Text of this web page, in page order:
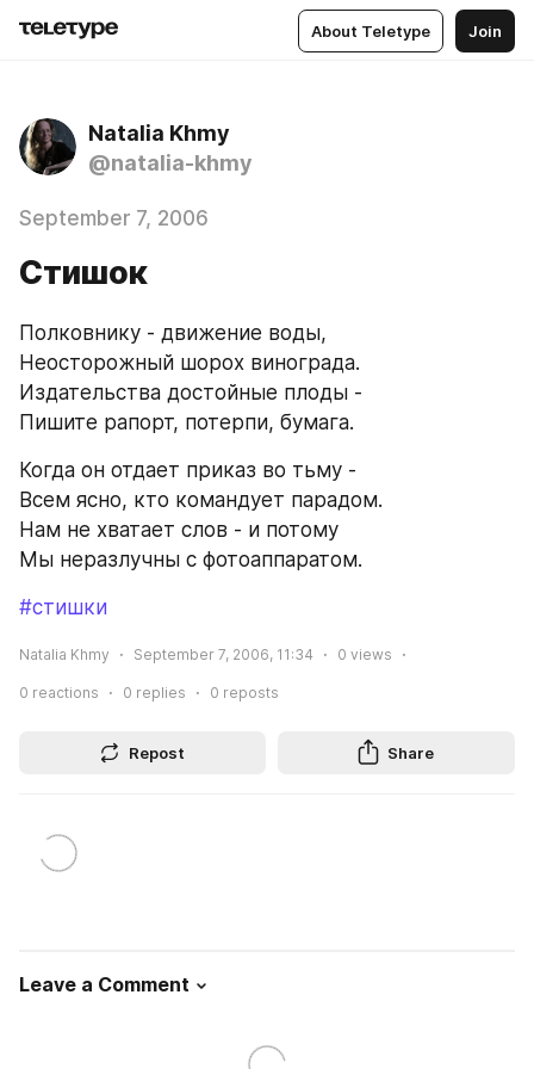
About Teletype Join
Natalia Khmy
@natalia-khmy
September 7, 2006
Стишок
Полковнику - движение воды,
Неосторожный шорох винограда.
Издательства достойные плоды -
Пишите рапорт, потерпи, бумага.
Когда он отдает приказ во тьму -
Всем ясно, кто командует парадом.
Нам не хватает слов - и потому
Мы неразлучны с фотоаппаратом.
#стишки
Natalia Khmy September 7, 2006, 11:34 0 views
0 reactions 0 replies 0 reposts
Repost Share
Leave a Comment